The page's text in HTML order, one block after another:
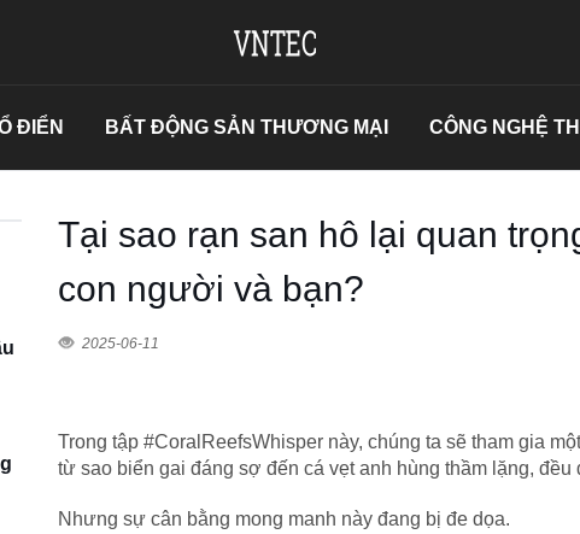
ĐIỂN BẤT ĐỘNG SẢN THƯƠNG MẠI CÔNG NGHỆ
Tại sao rạn san hô lại quan
con người và bạn?
2025-06-11
Trong tập #CoralReefsWhisper này, chúng ta sẽ tham gia
từ sao biển gai đáng sợ đến cá vẹt anh hùng thầm lặng, đều
Nhưng sự cân bằng mong manh này đang bị đe dọa.